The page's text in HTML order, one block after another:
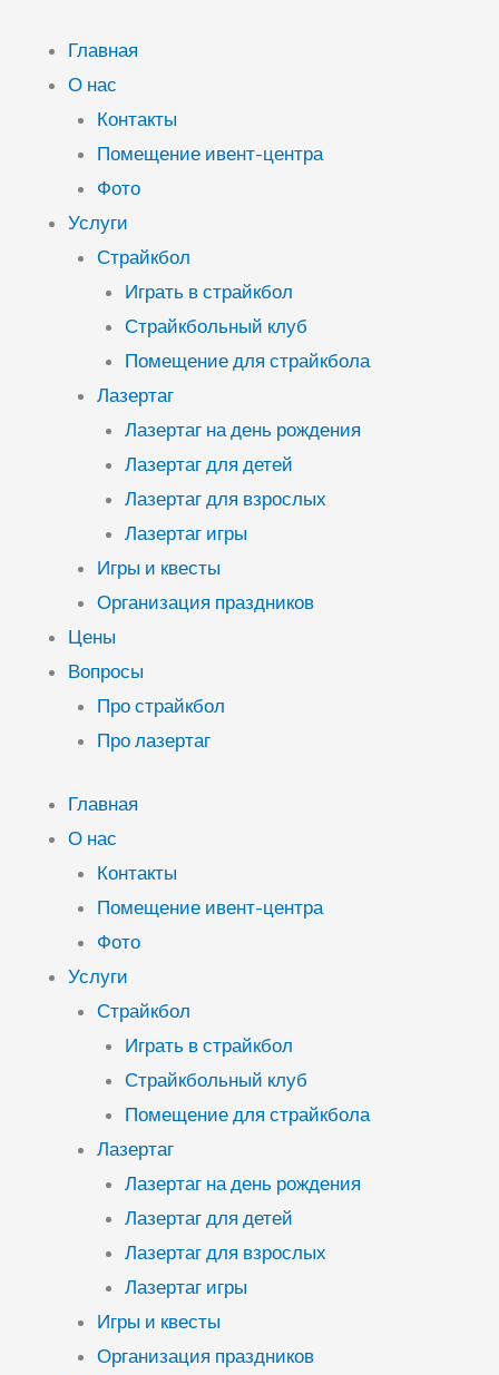
содержимому
Главная
О нас
Контакты
Помещение ивент-центра
Фото
Услуги
Страйкбол
Играть в страйкбол
Страйкбольный клуб
Помещение для страйкбола
Лазертаг
Лазертаг на день рождения
Лазертаг для детей
Лазертаг для взрослых
Лазертаг игры
Игры и квесты
Организация праздников
Цены
Вопросы
Про страйкбол
Про лазертаг
Главная
О нас
Контакты
Помещение ивент-центра
Фото
Услуги
Страйкбол
Играть в страйкбол
Страйкбольный клуб
Помещение для страйкбола
Лазертаг
Лазертаг на день рождения
Лазертаг для детей
Лазертаг для взрослых
Лазертаг игры
Игры и квесты
Организация праздников